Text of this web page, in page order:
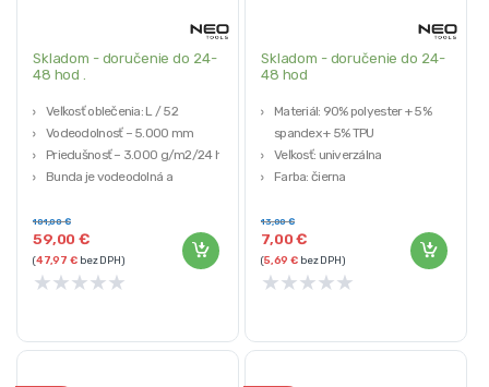
Skladom - doručenie do 24-
48 hod .
Veľkosť oblečenia: L / 52
Vodeodolnosť – 5.000 mm
Priedušnosť – 3.000 g/m2/24 h
Bunda je vodeodolná a
Veľké, priestranné vrecká so
zipsom
59,00€
101,00€
(47,97€bez DPH)
★★★★★
Skladom - doručenie do 24-
48 hod
Materiál: 90% polyester + 5%
spandex + 5% TPU
Veľkosť: univerzálna
Farba: čierna
7,00€
13,00€
(5,69€ bez DPH)
★★★★★